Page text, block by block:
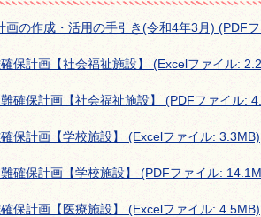
画の作成・活用の手引き(令和4年3月) (PDF
保計画【社会福祉施設】 (Excelファイル:
確保計画【社会福祉施設】 (PDFファイル:
保計画【学校施設】 (Excelファイル: 3.3MB)
確保計画【学校施設】 (PDFファイル:
保計画【医療施設】 (Excelファイル: 4.5MB)